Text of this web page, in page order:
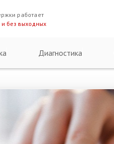
работает
и без выходных
Диагностика